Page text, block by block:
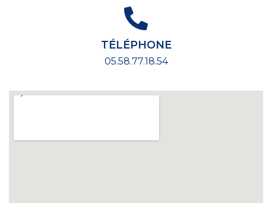
TÉLÉPHONE
05.58.77.18.54